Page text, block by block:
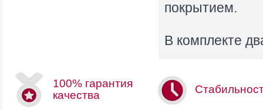
покрытием.
В комплекте
100% гарантия
качества